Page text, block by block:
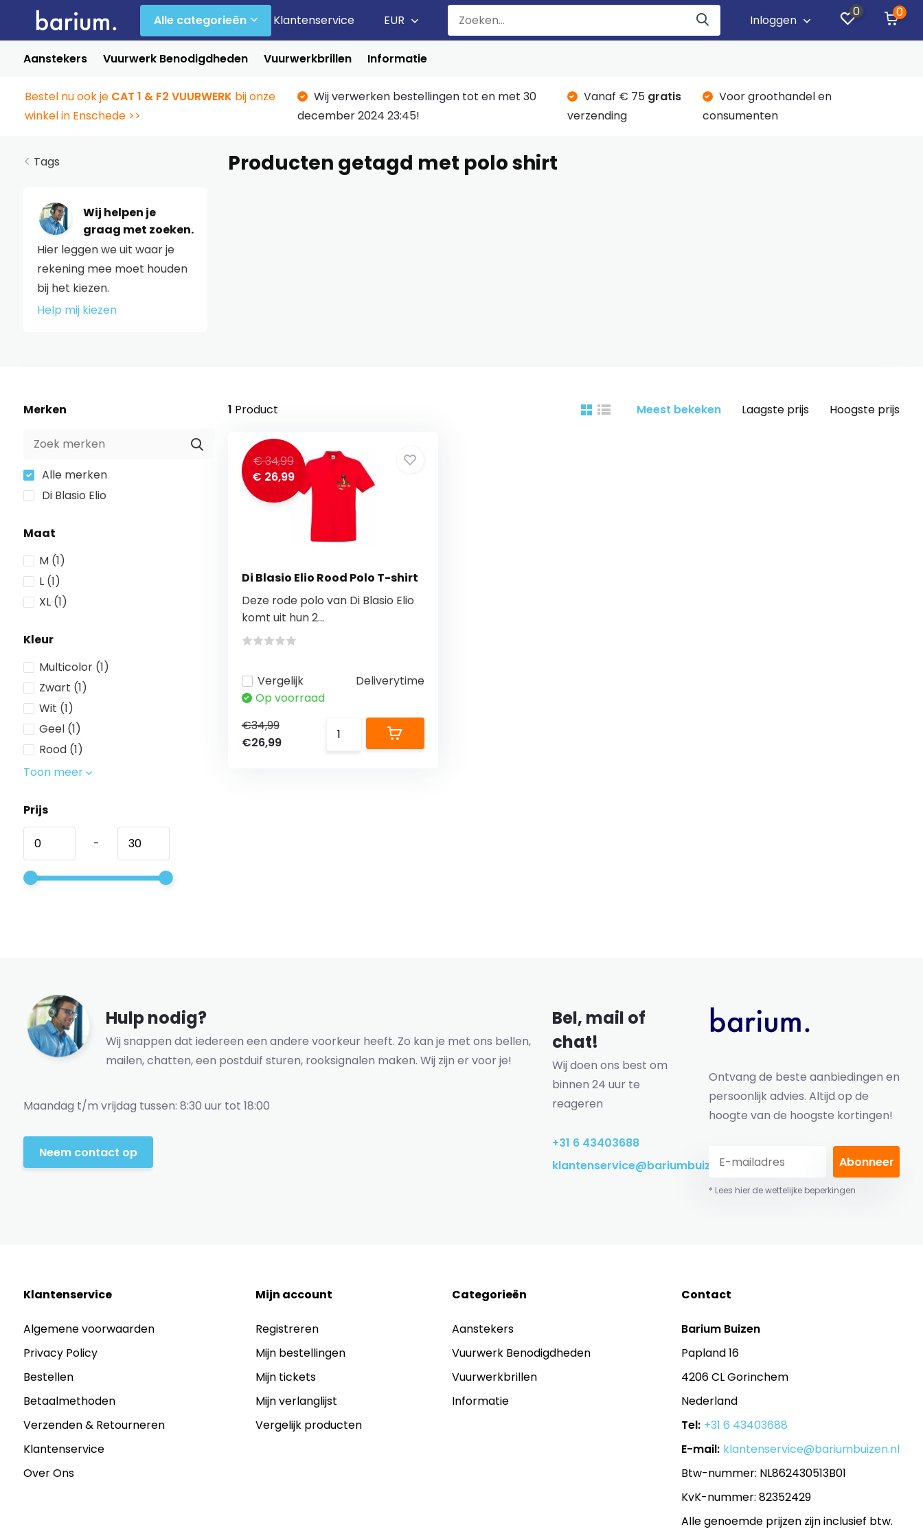
Alle categorieën Klantenservice EUR Inloggen
0 0
Aanstekers Vuurwerk Benodigdheden Vuurwerkbrillen Informatie
Bestel nu ook je CAT 1 & F2 VUURWERK bij onze
winkel in Enschede >>
Wij verwerken bestellingen tot en met 30
december 2024 23:45!
Vanaf € 75 gratis
verzending
Voor groothandel en
consumenten
Tags
Wij helpen je
graag met zoeken.
Hier leggen we uit waar je
rekening mee moet houden
bij het kiezen.
Help mij kiezen
Producten getagd met polo shirt
Merken
Alle merken
Di Blasio Elio
Maat
M (1)
L (1)
XL (1)
Kleur
Multicolor (1)
Zwart (1)
Wit (1)
Geel (1)
Rood (1)
Toon meer
Prijs
-
1 Product Meest bekeken Laagste prijs Hoogste prijs
€ 34,99
€ 26,99
Di Blasio Elio Rood Polo T-shirt
Deze rode polo van Di Blasio Elio
komt uit hun 2...
Vergelijk
Deliverytime
Op voorraad
€34,99
€26,99
Hulp nodig?
Wij snappen dat iedereen een andere voorkeur heeft. Zo kan je met ons bellen,
mailen, chatten, een postduif sturen, rooksignalen maken. Wij zijn er voor je!
Maandag t/m vrijdag tussen: 8:30 uur tot 18:00
Neem contact op
Bel, mail of
chat!
Wij doen ons best om
binnen 24 uur te
reageren
+31 6 43403688
klantenservice@bariumbuizen.nl
Ontvang de beste aanbiedingen en
persoonlijk advies. Altijd op de
hoogte van de hoogste kortingen!
Abonneer
* Lees hier de wettelijke beperkingen
Klantenservice
Algemene voorwaarden
Privacy Policy
Bestellen
Betaalmethoden
Verzenden & Retourneren
Klantenservice
Over Ons
Mijn account
Registreren
Mijn bestellingen
Mijn tickets
Mijn verlanglijst
Vergelijk producten
Categorieën
Aanstekers
Vuurwerk Benodigdheden
Vuurwerkbrillen
Informatie
Contact
Barium Buizen
Papland 16
4206 CL Gorinchem
Nederland
Tel: +31 6 43403688
E-mail: klantenservice@bariumbuizen.nl
Btw-nummer: NL862430513B01
KvK-nummer: 82352429
Alle genoemde prijzen zijn inclusief btw.